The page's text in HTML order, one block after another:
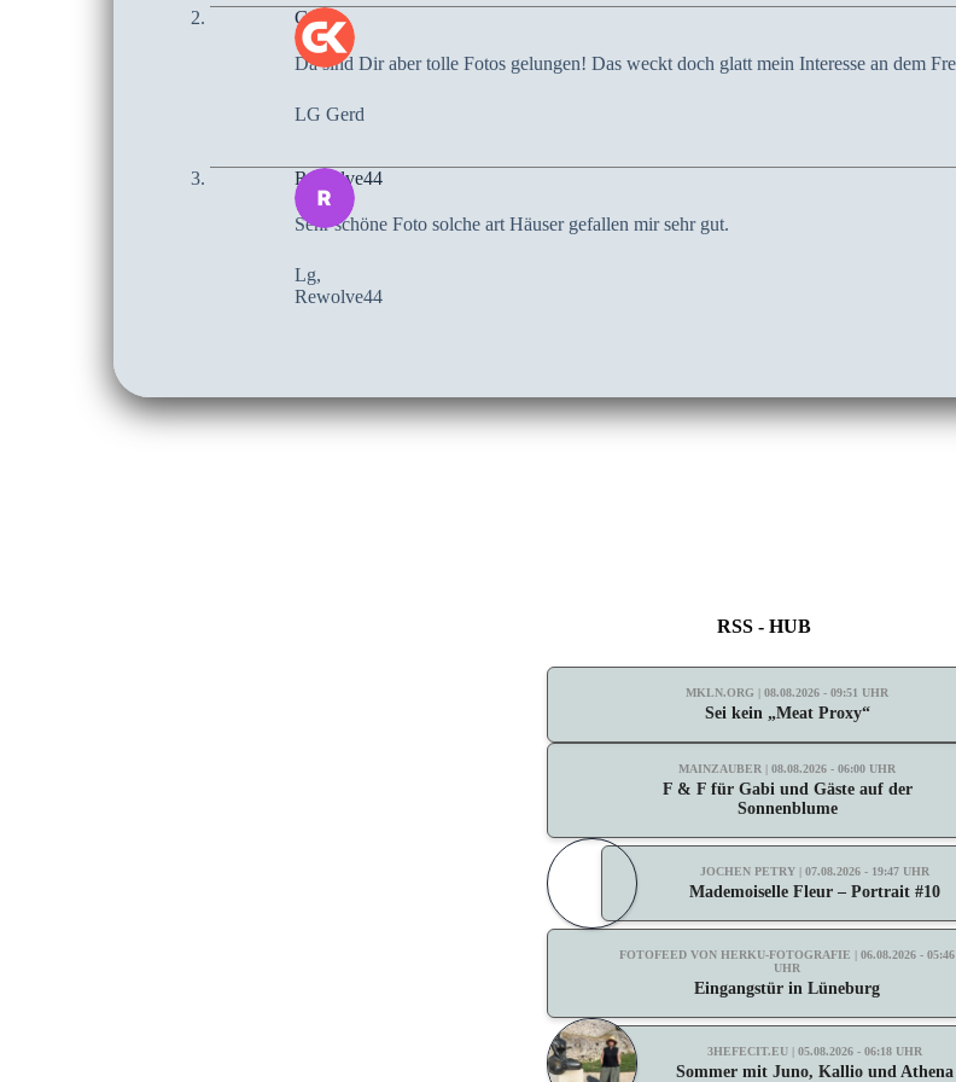
Gerd
Da sind Dir aber tolle Fotos gelungen! Das weckt doch glatt mein Interesse an dem
LG Gerd
Rewolve44
Sehr schöne Foto solche art Häuser gefallen mir sehr gut.
Lg,
Rewolve44
RSS - HUB
MKLN.ORG | 08.08.2026 - 09:51 UHR
Sei kein „Meat Proxy“
MAINZAUBER | 08.08.2026 - 06:00 UHR
F & F für Gabi und Gäste auf der
Sonnenblume
JOCHEN PETRY | 07.08.2026 - 19:47 UHR
Mademoiselle Fleur – Portrait #10
FOTOFEED VON HERKU-FOTOGRAFIE | 06.08.2026 - 05:46
UHR
Eingangstür in Lüneburg
3HEFECIT.EU | 05.08.2026 - 06:18 UHR
Sommer mit Juno, Kallio und Athena